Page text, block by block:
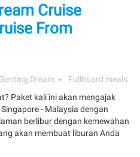
Cruise
From
Dream
Fullboard meals
Paket kali ini akan mengajak
- Malaysia dengan
berlibur dengan kemewahan
akan membuat liburan Anda